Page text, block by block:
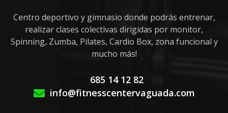
Centro deportivo y gimnasio donde podrás entrenar,
realizar clases colectivas dirigidas por monitor,
Spinning, Zumba, Pilates, Cardio Box, zona funcional y
mucho más!
685 14 12 82
info@fitnesscentervaguada.com